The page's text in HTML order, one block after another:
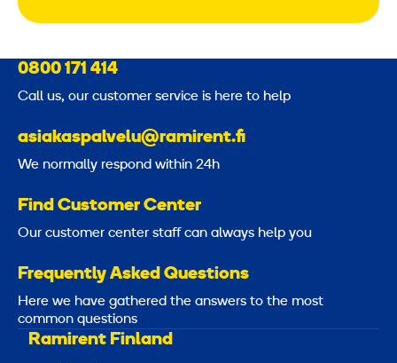
0800 171 414
Call us, our customer service is here to help
asiakaspalvelu@ramirent.fi
We normally respond within 24h
Find Customer Center
Our customer center staff can always help you
Frequently Asked Questions
Here we have gathered the answers to the most
common questions
Ramirent Finland